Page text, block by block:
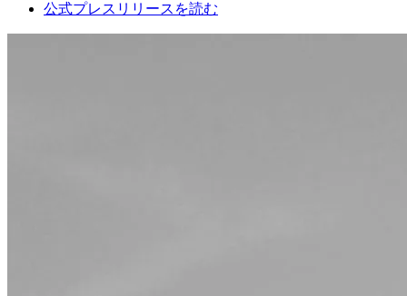
公式プレスリリースを読む